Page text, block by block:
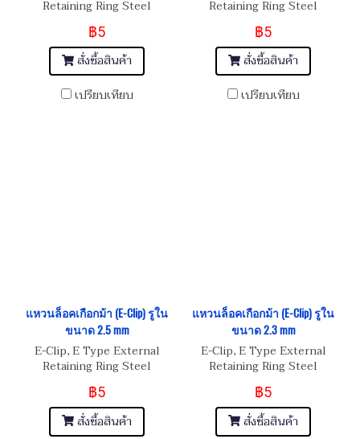
Retaining Ring Steel
฿5
สั่งซื้อสินค้า
เปรียบเทียบ
Retaining Ring Steel
฿5
สั่งซื้อสินค้า
เปรียบเทียบ
แหวนล็อคเกือกม้า (E-Clip) รูใน
ขนาด 2.5 mm
E-Clip, E Type External
Retaining Ring Steel
฿5
สั่งซื้อสินค้า
แหวนล็อคเกือกม้า (E-Clip) รูใน
ขนาด 2.3 mm
E-Clip, E Type External
Retaining Ring Steel
฿5
สั่งซื้อสินค้า